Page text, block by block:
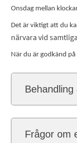
Onsdag mellan
Det är viktigt att du
närvara vid
När du är godkänd
Frågor om